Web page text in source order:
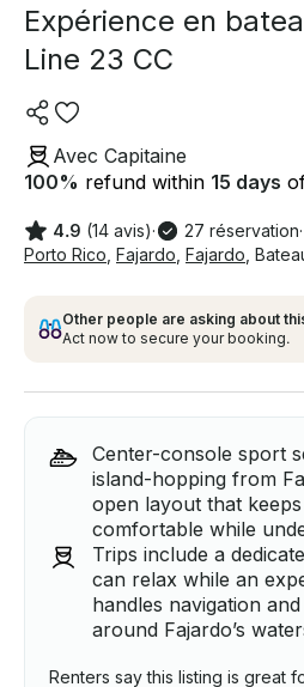
Expérience en
Line 23 CC
Avec Capitaine
100% refund within 15 days
4.9 (14 avis)· 27 réservation·
Porto Rico Fajardo Fajardo
Other people are asking about
Act now to secure your booking.
Center-console sport
island-hopping from
open layout that
comfortable while
Trips include a
can relax while an
handles navigation
around Fajardo’s
Renters say this listing is great